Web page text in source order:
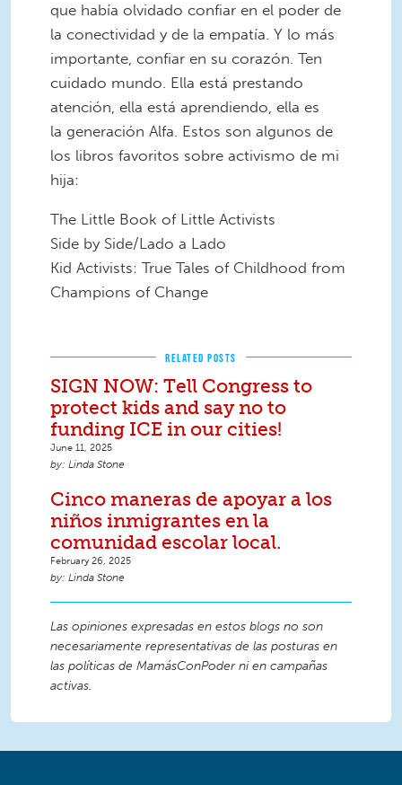
que había olvidado confiar en el poder de
la conectividad y de la empatía. Y lo más
importante, confiar en su corazón. Ten
cuidado mundo. Ella está prestando
atención, ella está aprendiendo, ella es
la generación Alfa. Estos son algunos de
los libros favoritos sobre activismo de mi
hija:
The Little Book of Little Activists
Side by Side/Lado a Lado
Kid Activists: True Tales of Childhood from
Champions of Change
RELATED POSTS
SIGN NOW: Tell Congress to
protect kids and say no to
funding ICE in our cities!
June 11, 2025
Linda Stone
Cinco maneras de apoyar a los
niños inmigrantes en la
comunidad escolar local.
February 26, 2025
Linda Stone
Las opiniones expresadas en estos blogs no son
necesariamente representativas de las posturas en
las políticas de MamásConPoder ni en campañas
activas.